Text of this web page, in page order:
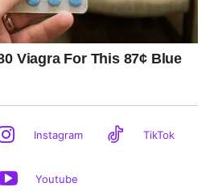
Instagram TikTok
Youtube